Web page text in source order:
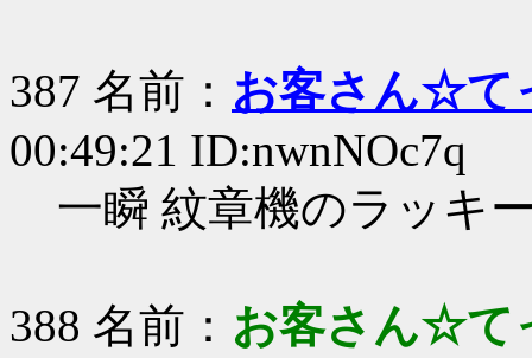
387 名前： お客さん☆て
00:49:21 ID:nwnNOc7q
一瞬 紋章機のラッキ
388 名前： お客さん☆て